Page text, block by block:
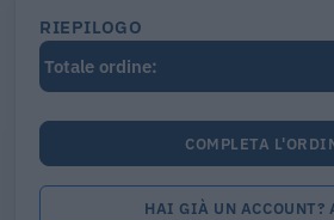
RIEPILOGO
Totale ordine:
COMPLETA
HAI GIÀ UN ACCOUNT?